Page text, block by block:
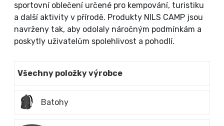
sportovní oblečení určené pro kempování, turistiku
a další aktivity v přírodě. Produkty NILS CAMP jsou
navrženy tak, aby odolaly náročným podmínkám a
poskytly uživatelům spolehlivost a pohodlí.
Všechny položky výrobce
Batohy